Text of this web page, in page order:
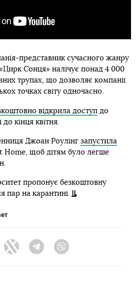
представник сучасного жанру
Сонця» налічує понад 4 000
трупах, що дозволяє компанії
точках світу одночасно.
відкрила доступдо
до кінця квітня.
Джоан Роулінг запустила
щоб дітям було легше
пропонує безкоштовну
пар на карантині.
Twitter Telegram